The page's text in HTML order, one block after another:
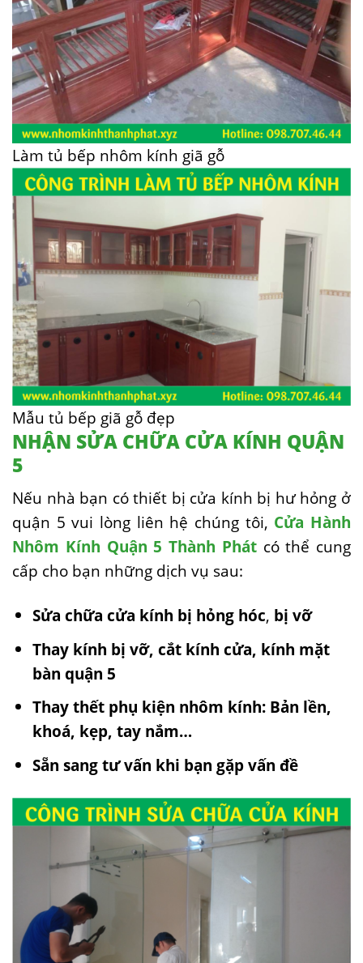
Làm tủ bếp nhôm kính giã gỗ
Mẫu tủ bếp giã gỗ đẹp
NHẬN SỬA CHỮA CỬA KÍNH QUẬN
5
Nếu nhà bạn có thiết bị cửa kính bị hư hỏng ở
quận 5 vui lòng liên hệ chúng tôi, Cửa Hành
Nhôm Kính Quận 5 Thành Phátcó thể cung
cấp cho bạn những dịch vụ sau:
Sửa chữa cửa kính bị hỏng hóc, bị vỡ
Thay kính bị vỡ, cắt kính cửa, kính mặt
bàn quận 5
Thay thết phụ kiện nhôm kính: Bản lền,
khoá, kẹp, tay nắm…
Sẵn sang tư vấn khi bạn gặp vấn đề